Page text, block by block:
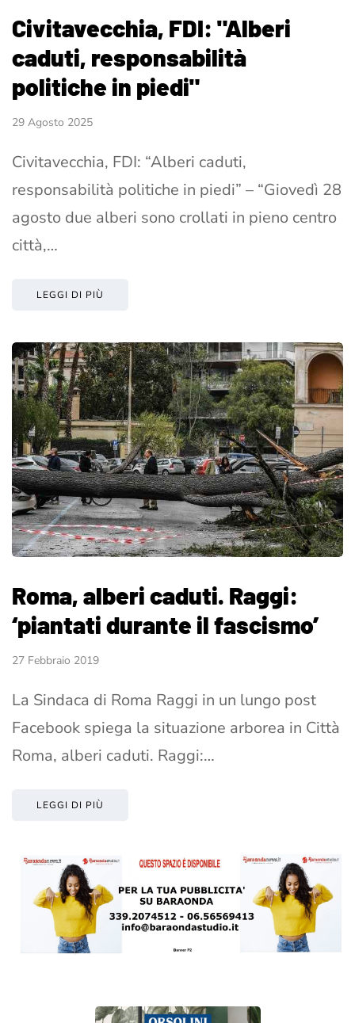
Civitavecchia, FDI: "Alberi
caduti, responsabilità
politiche in piedi"
29 Agosto 2025
Civitavecchia, FDI: “Alberi caduti,
responsabilità politiche in piedi” – “Giovedì 28
agosto due alberi sono crollati in pieno centro
città,…
LEGGI DI PIÙ
Roma, alberi caduti. Raggi:
‘piantati durante il fascismo’
27 Febbraio 2019
La Sindaca di Roma Raggi in un lungo post
Facebook spiega la situazione arborea in Città
Roma, alberi caduti. Raggi:…
LEGGI DI PIÙ